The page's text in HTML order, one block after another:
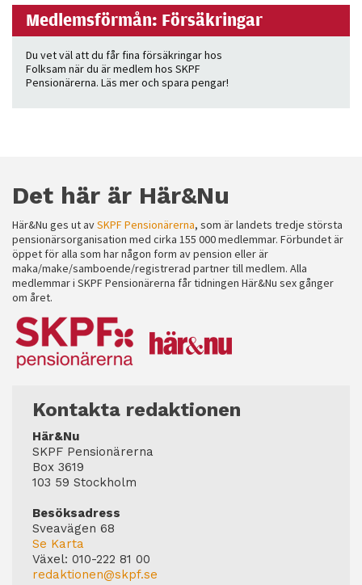
Medlemsförmån: Försäkringar
Du vet väl att du får fina försäkringar hos
Folksam när du är medlem hos SKPF
Pensionärerna. Läs mer och spara pengar!
Det här är Här&Nu
Här&Nu ges ut avSKPF Pensionärerna, som är landets tredje största
pensionärsorganisation med cirka 155 000 medlemmar. Förbundet är
öppet för alla som har någon form av pension eller är
maka/make/samboende/registrerad partner till medlem. Alla
medlemmar i SKPF Pensionärerna får tidningen Här&Nu sex gånger
om året.
Kontakta redaktionen
Här&Nu
SKPF Pensionärerna
Box 3619
103 59 Stockholm
Besöksadress
Sveavägen 68
Se Karta
Växel: 010-222 81 00
redaktionen@skpf.se